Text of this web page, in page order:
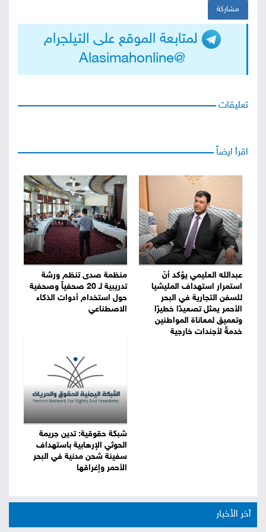
مشاركة
لمتابعة الموقع على التيلجرام
@Alasimahonline
تعليقات
اقرأ ايضاً
عبدالله العليمي يؤكد أنّ
استمرار استهداف المليشيا
للسفن التجارية في البحر
الأحمر يمثل تصعيدًا خطيرًا
وتعميق لمعاناة المواطنين
خدمةً لأجندات خارجية
منظمة صدى تنظم ورشة
تدريبية لـ 20 صحفياً وصحفية
حول استخدام أدوات الذكاء
الاصطناعي
شبكة حقوقية: تدين جريمة
الحوثي الإرهابية باستهداف
سفينة شحن مدنية في البحر
الأحمر وإغراقها
آخر الأخبار